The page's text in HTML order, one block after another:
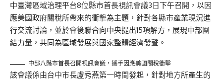
中臺灣區域治理平台8位縣市首長視訊會議3日下午召開，以因
應美國政府關稅所帶來的衝擊為主題，針對各縣市產業現況進
行交流討論，並於會後聯合向中央提出15項解方，展現中部團
結力量，共同為區域發展與國家整體經濟發聲。
中部八縣市首長召開視訊會議，攜手因應美國關稅衝擊
該會議係由台中市長盧秀燕第一時間發起，針對地方所產生的